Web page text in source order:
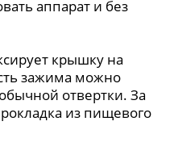
аппарат и без
крышку на
зажима можно
отвертки. За
из пищевого